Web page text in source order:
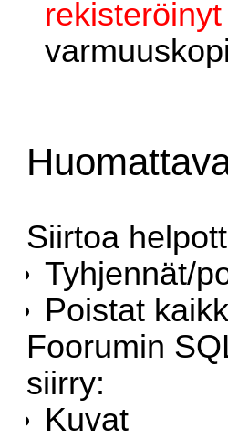
Siirtoa
Tyhjennät/
Poistat
Foorumin
siirry:
Kuvat